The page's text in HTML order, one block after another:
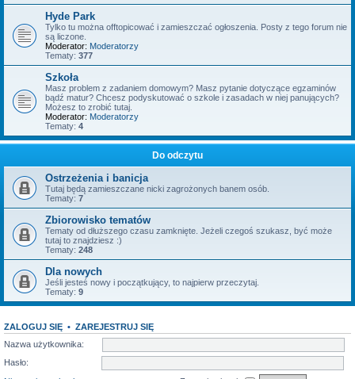
Hyde Park
Tylko tu można offtopicować i zamieszczać ogłoszenia. Posty z tego forum nie
są liczone.
Moderator: Moderatorzy
Tematy: 377
Szkoła
Masz problem z zadaniem domowym? Masz pytanie dotyczące egzaminów
bądź matur? Chcesz podyskutować o szkole i zasadach w niej panujących?
Możesz to zrobić tutaj.
Moderator: Moderatorzy
Tematy: 4
Do odczytu
Ostrzeżenia i banicja
Tutaj będą zamieszczane nicki zagrożonych banem osób.
Tematy: 7
Zbiorowisko tematów
Tematy od dłuższego czasu zamknięte. Jeżeli czegoś szukasz, być może
tutaj to znajdziesz :)
Tematy: 248
Dla nowych
Jeśli jesteś nowy i początkujący, to najpierw przeczytaj.
Tematy: 9
ZALOGUJ SIĘ • ZAREJESTRUJ SIĘ
Nazwa użytkownika:
Hasło: